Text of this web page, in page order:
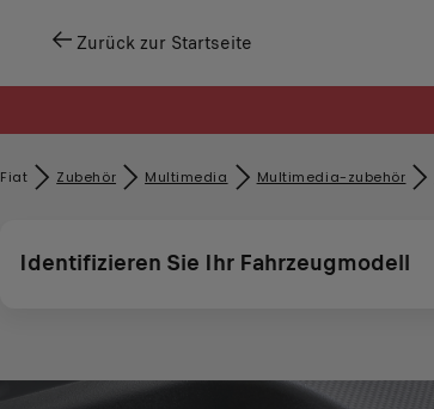
Zurück zur Startseite
Fiat Zubehör​ Multimedia Multimedia-zubehör
Identifizieren Sie Ihr Fahrzeugmodell